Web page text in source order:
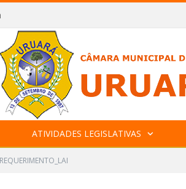
ATIVIDADES LEGISLATIVAS
REQUERIMENTO_LAI